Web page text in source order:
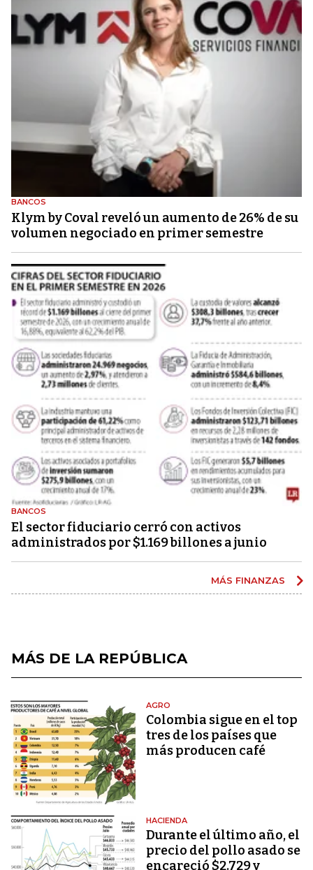
BANCOS
Klym by Coval reveló un aumento de 26% de su
volumen negociado en primer semestre
BANCOS
El sector fiduciario cerró con activos
administrados por $1.169 billones a junio
MÁS FINANZAS
MÁS DE LA REPÚBLICA
AGRO
Colombia sigue en el top
tres de los países que
más producen café
HACIENDA
Durante el último año, el
precio del pollo asado se
encareció $2.729 y